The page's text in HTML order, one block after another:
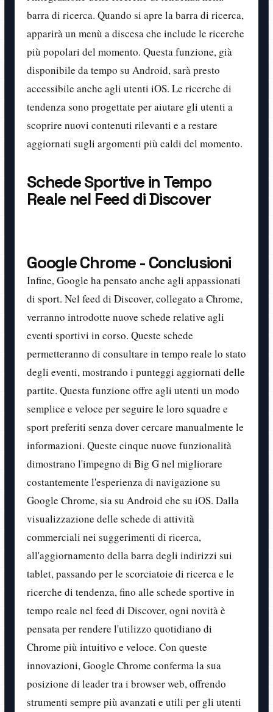
barra di ricerca. Quando si apre la barra di ricerca,
apparirà un menù a discesa che include le ricerche
più popolari del momento. Questa funzione, già
disponibile da tempo su Android, sarà presto
accessibile anche agli utenti iOS. Le ricerche di
tendenza sono progettate per aiutare gli utenti a
scoprire nuovi contenuti rilevanti e a restare
aggiornati sugli argomenti più caldi del momento.
Schede Sportive in Tempo
Reale nel Feed di Discover
Google Chrome - Conclusioni
Infine, Google ha pensato anche agli appassionati
di sport. Nel feed di Discover, collegato a Chrome,
verranno introdotte nuove schede relative agli
eventi sportivi in corso. Queste schede
permetteranno di consultare in tempo reale lo stato
degli eventi, mostrando i punteggi aggiornati delle
partite. Questa funzione offre agli utenti un modo
semplice e veloce per seguire le loro squadre e
sport preferiti senza dover cercare manualmente le
informazioni. Queste cinque nuove funzionalità
dimostrano l'impegno di Big G nel migliorare
costantemente l'esperienza di navigazione su
Google Chrome, sia su Android che su iOS. Dalla
visualizzazione delle schede di attività
commerciali nei suggerimenti di ricerca,
all'aggiornamento della barra degli indirizzi sui
tablet, passando per le scorciatoie di ricerca e le
ricerche di tendenza, fino alle schede sportive in
tempo reale nel feed di Discover, ogni novità è
pensata per rendere l'utilizzo quotidiano di
Chrome più intuitivo e veloce. Con queste
innovazioni, Google Chrome conferma la sua
posizione di leader tra i browser web, offrendo
strumenti sempre più avanzati e utili per gli utenti